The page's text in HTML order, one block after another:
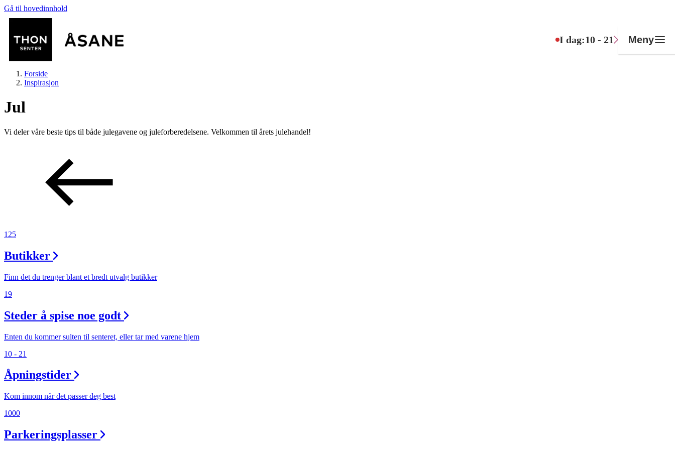
Gå til hovedinnhold
I dag:10 - 21 Meny
Mat og drikke
Helse
Tilbud
Kundeklubb
Inspirasjon
Søk
Åpningstider
Forside
Inspirasjon
Jul
Vi deler våre beste tips til både julegavene og juleforberedelsene. Velkommen til årets julehandel!
125
Butikker
Finn det du trenger blant et bredt utvalg butikker
19
Steder å spise noe godt
Enten du kommer sulten til senteret, eller tar med varene hjem
10 - 21
Åpningstider
Kom innom når det passer deg best
1000
Parkeringsplasser